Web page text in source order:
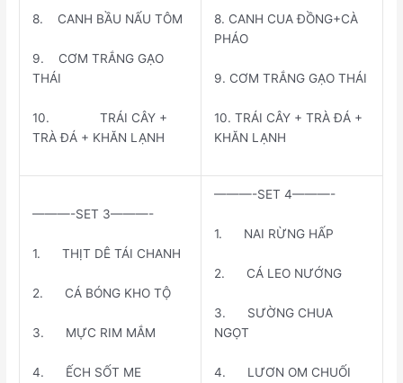
8. CANH BẦU NẤU TÔM
9. CƠM TRẮNG GẠO
THÁI
10. TRÁI CÂY +
TRÀ ĐÁ + KHĂN LẠNH
8. CANH CUA ĐỒNG+CÀ
PHÁO
9. CƠM TRẮNG GẠO THÁI
10. TRÁI CÂY + TRÀ ĐÁ +
KHĂN LẠNH
———-SET 3———-
1. THỊT DÊ TÁI CHANH
2. CÁ BÓNG KHO TỘ
3. MỰC RIM MẮM
4. ẾCH SỐT ME
———-SET 4———-
1. NAI RỪNG HẤP
2. CÁ LEO NƯỚNG
3. SƯỜNG CHUA
NGỌT
4. LƯƠN OM CHUỐI